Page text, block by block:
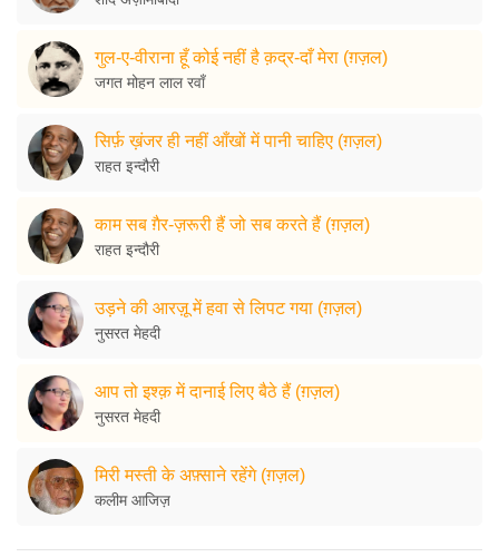
गुल-ए-वीराना हूँ कोई नहीं है क़द्र-दाँ मेरा (ग़ज़ल)
जगत मोहन लाल रवाँ
सिर्फ़ ख़ंजर ही नहीं आँखों में पानी चाहिए (ग़ज़ल)
राहत इन्दौरी
काम सब ग़ैर-ज़रूरी हैं जो सब करते हैं (ग़ज़ल)
राहत इन्दौरी
उड़ने की आरज़ू में हवा से लिपट गया (ग़ज़ल)
नुसरत मेहदी
आप तो इश्क़ में दानाई लिए बैठे हैं (ग़ज़ल)
नुसरत मेहदी
मिरी मस्ती के अफ़्साने रहेंगे (ग़ज़ल)
कलीम आजिज़